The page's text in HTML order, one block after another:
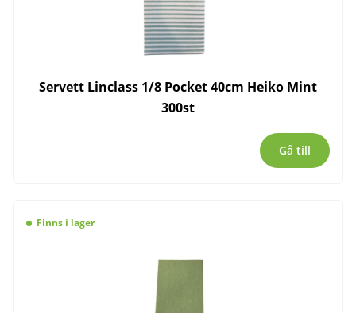
Servett Linclass 1/8 Pocket 40cm Heiko Mint
300st
Gå till
Finns i lager